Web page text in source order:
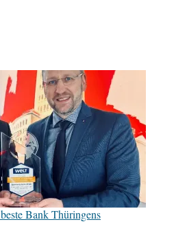
Bank Thüringens